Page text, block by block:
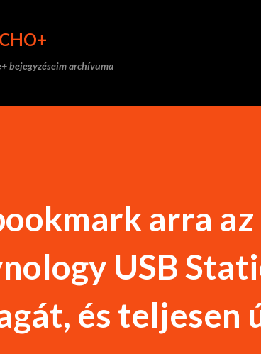
bejegyzéseim archívuma
arra
USB
és teljesen